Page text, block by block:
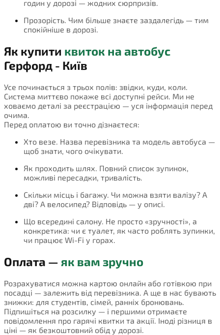
годин у дорозі — жодних сюрпризів.
Прозорість. Чим більше знаєте заздалегідь — тим
спокійніше в дорозі.
Як купити квиток на автобус
Герфорд - Київ
Усе починається з трьох полів: звідки, куди, коли.
Система миттєво покаже всі доступні рейси. Ми не
ховаємо деталі за реєстрацією — уся інформація перед
очима.
Перед оплатою ви точно дізнаєтеся:
Хто везе. Назва перевізника та модель автобуса —
щоб знати, чого очікувати.
Як проходить шлях. Повний список зупинок,
можливі пересадки, тривалість.
Скільки місць і багажу. Чи можна взяти валізу? А
дві? А велосипед? Відповідь — у описі.
Що всередині салону. Не просто «зручності», а
конкретика: чи є туалет, як часто роблять зупинки,
чи працює Wi-Fi у горах.
Оплата — як вам зручно
Розрахуватися можна картою онлайн або готівкою при
посадці — залежить від перевізника. А ще в нас бувають
знижки: для студентів, сімей, ранніх бронювань.
Підпишіться на розсилку — і першими отримаєте
повідомлення про гарячі квитки та акції. Іноді різниця в
ціні — як безкоштовний обід у дорозі.